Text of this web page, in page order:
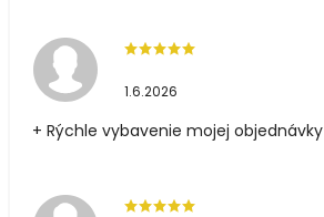
1.6.2026
+ Rýchle vybavenie mojej objednávky